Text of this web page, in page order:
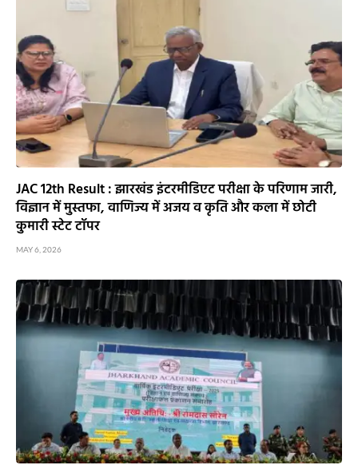
JAC 12th Result : झारखंड इंटरमीडिएट परीक्षा के परिणाम जारी,
विज्ञान में मुस्तफा, वाणिज्य में अजय व कृति और कला में छोटी
कुमारी स्टेट टॉपर
MAY 6, 2026